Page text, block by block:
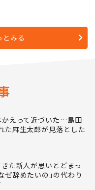
とみる
かえって近づいた…島田
た麻生太郎が見落とした
た新人が思いとどまっ
辞めたいの｣の代わり